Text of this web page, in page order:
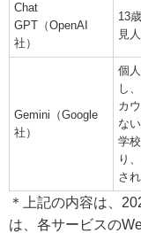
Chat
GPT（OpenAI
社）
13
見
Gemini（Google
社）
個
し
カ
ない
学
り
さ
＊上記の内容は、
は、各サービスの